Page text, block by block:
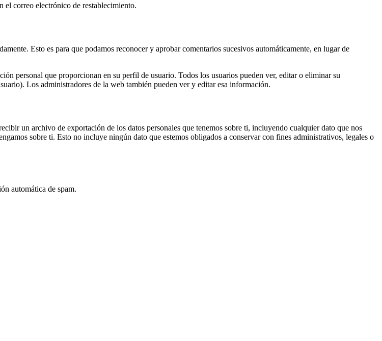
el correo electrónico de restablecimiento.
Esto es para que podamos reconocer y aprobar comentarios sucesivos automáticamente, en lugar de
personal que proporcionan en su perfil de usuario. Todos los usuarios pueden ver, editar o eliminar su
Los administradores de la web también pueden ver y editar esa información.
un archivo de exportación de los datos personales que tenemos sobre ti, incluyendo cualquier dato que nos
sobre ti. Esto no incluye ningún dato que estemos obligados a conservar con fines administrativos, legales o
automática de spam.